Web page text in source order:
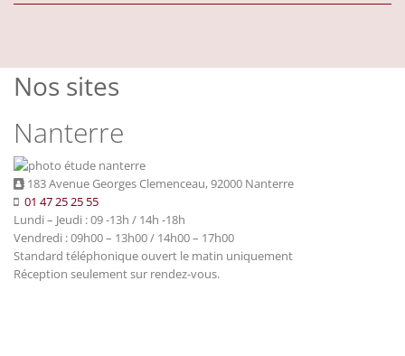
Nos sites
Nanterre
183 Avenue Georges Clemenceau, 92000 Nanterre
01 47 25 25 55
Lundi – Jeudi : 09 -13h / 14h -18h
Vendredi : 09h00 – 13h00 / 14h00 – 17h00
Standard téléphonique ouvert le matin uniquement
Réception seulement sur rendez-vous.